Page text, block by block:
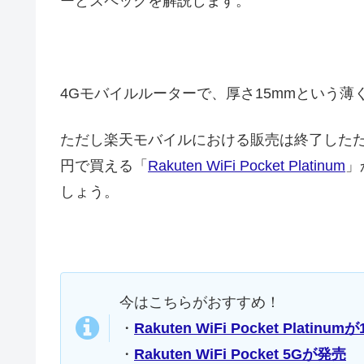
4Gモバイルルーターで、厚さ15mmという薄
ただし楽天モバイルにおける販売は終了した
円で買える「 Rakuten WiFi Pocket Platinum
しょう。
今はこちらがおすすめ！
・ Rakuten WiFi Pocket Platinumが
・ Rakuten WiFi Pocket 5Gが発売